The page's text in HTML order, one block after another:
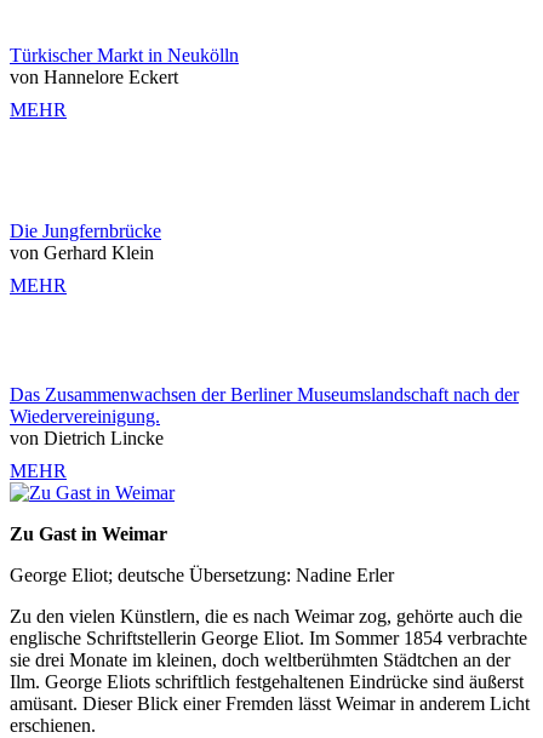
Türkischer Markt in Neukölln
von Hannelore Eckert
MEHR
Die Jungfernbrücke
von Gerhard Klein
MEHR
Das Zusammenwachsen der Berliner Museumslandschaft nach der
Wiedervereinigung.
von Dietrich Lincke
MEHR
Zu Gast in Weimar
George Eliot; deutsche Übersetzung: Nadine Erler
Zu den vielen Künstlern, die es nach Weimar zog, gehörte auch die
englische Schriftstellerin George Eliot. Im Sommer 1854 verbrachte
sie drei Monate im kleinen, doch weltberühmten Städtchen an der
Ilm. George Eliots schriftlich festgehaltenen Eindrücke sind äußerst
amüsant. Dieser Blick einer Fremden lässt Weimar in anderem Licht
erschienen.